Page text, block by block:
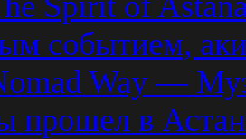
событием,
Way —
прошел в